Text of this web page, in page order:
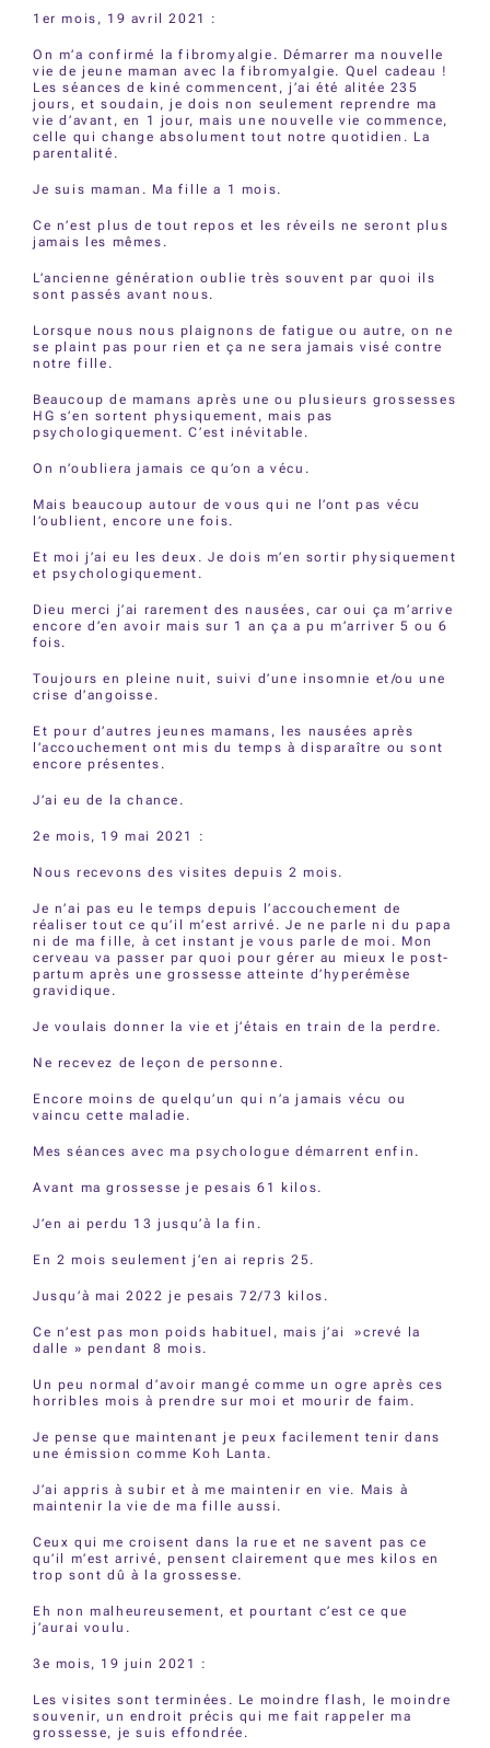
1er mois, 19 avril 2021 :
On m’a confirmé la fibromyalgie. Démarrer ma nouvelle
vie de jeune maman avec la fibromyalgie. Quel cadeau !
Les séances de kiné commencent, j’ai été alitée 235
jours, et soudain, je dois non seulement reprendre ma
vie d’avant, en 1 jour, mais une nouvelle vie commence,
celle qui change absolument tout notre quotidien. La
parentalité.
Je suis maman. Ma fille a 1 mois.
Ce n’est plus de tout repos et les réveils ne seront plus
jamais les mêmes.
L’ancienne génération oublie très souvent par quoi ils
sont passés avant nous.
Lorsque nous nous plaignons de fatigue ou autre, on ne
se plaint pas pour rien et ça ne sera jamais visé contre
notre fille.
Beaucoup de mamans après une ou plusieurs grossesses
HG s’en sortent physiquement, mais pas
psychologiquement. C’est inévitable.
On n’oubliera jamais ce qu’on a vécu.
Mais beaucoup autour de vous qui ne l’ont pas vécu
l’oublient, encore une fois.
Et moi j’ai eu les deux. Je dois m’en sortir physiquement
et psychologiquement.
Dieu merci j’ai rarement des nausées, car oui ça m’arrive
encore d’en avoir mais sur 1 an ça a pu m’arriver 5 ou 6
fois.
Toujours en pleine nuit, suivi d’une insomnie et/ou une
crise d’angoisse.
Et pour d’autres jeunes mamans, les nausées après
l’accouchement ont mis du temps à disparaître ou sont
encore présentes.
J’ai eu de la chance.
2e mois, 19 mai 2021 :
Nous recevons des visites depuis 2 mois.
Je n’ai pas eu le temps depuis l’accouchement de
réaliser tout ce qu’il m’est arrivé. Je ne parle ni du papa
ni de ma fille, à cet instant je vous parle de moi. Mon
cerveau va passer par quoi pour gérer au mieux le post-
partum après une grossesse atteinte d’hyperémèse
gravidique.
Je voulais donner la vie et j’étais en train de la perdre.
Ne recevez de leçon de personne.
Encore moins de quelqu’un qui n’a jamais vécu ou
vaincu cette maladie.
Mes séances avec ma psychologue démarrent enfin.
Avant ma grossesse je pesais 61 kilos.
J’en ai perdu 13 jusqu’à la fin.
En 2 mois seulement j’en ai repris 25.
Jusqu’à mai 2022 je pesais 72/73 kilos.
Ce n’est pas mon poids habituel, mais j’ai »crevé la
dalle » pendant 8 mois.
Un peu normal d’avoir mangé comme un ogre après ces
horribles mois à prendre sur moi et mourir de faim.
Je pense que maintenant je peux facilement tenir dans
une émission comme Koh Lanta.
J’ai appris à subir et à me maintenir en vie. Mais à
maintenir la vie de ma fille aussi.
Ceux qui me croisent dans la rue et ne savent pas ce
qu’il m’est arrivé, pensent clairement que mes kilos en
trop sont dû à la grossesse.
Eh non malheureusement, et pourtant c’est ce que
j’aurai voulu.
3e mois, 19 juin 2021 :
Les visites sont terminées. Le moindre flash, le moindre
souvenir, un endroit précis qui me fait rappeler ma
grossesse, je suis effondrée.